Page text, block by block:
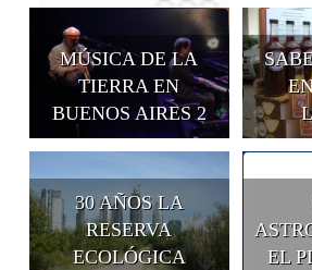
MÚSICA DE LA
TIERRA EN
BUENOS AIRES 2
30 AÑOS LA
RESERVA
ECOLÓGICA
EL